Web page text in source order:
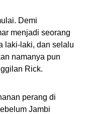
Demi
menjadi seorang
laki-laki, dan selalu
namanya pun
Rick.
perang di
Jambi